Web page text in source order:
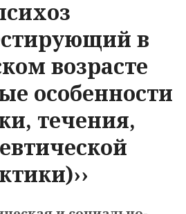
в
возрасте
особенности
течения,